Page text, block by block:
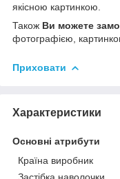
якісною картинкою.
Також Ви можете
фотографією,
Приховати
Характеристики
Основні атрибути
Країна виробник
Застібка наволочки